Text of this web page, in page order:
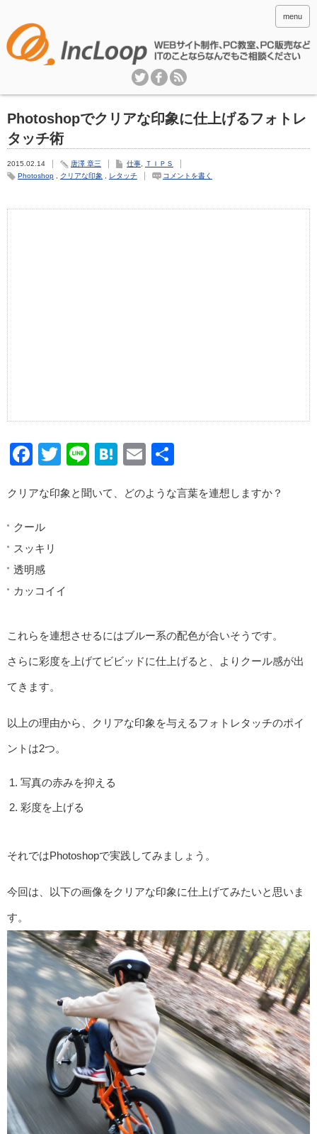
menu
Photoshopでクリアな印象に仕上げるフォトレ
タッチ術
2015.02.14 唐澤 章三 仕事
ＴＩＰＳ
Photoshop
クリアな印象 レタッチ コメントを書く
Facebook
Twitter
LineHatena
Email
クリアな印象と聞いて、どのような言葉を連想しますか？
クール
スッキリ
透明感
カッコイイ
これらを連想させるにはブルー系の配色が合いそうです。
さらに彩度を上げてビビッドに仕上げると、よりクール感が出
てきます。
以上の理由から、クリアな印象を与えるフォトレタッチのポイ
ントは2つ。
写真の赤みを抑える
彩度を上げる
それではPhotoshopで実践してみましょう。
今回は、以下の画像をクリアな印象に仕上げてみたいと思いま
す。